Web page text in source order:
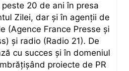
20 de ani în presa
Zilei, dar și în agenții de
(Agence France Presse și
și radio (Radio 21). De
cu succes și în domeniul
proiecte de PR